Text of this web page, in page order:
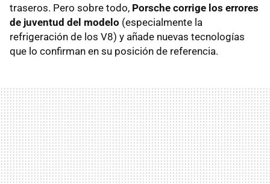
traseros. Pero sobre todo, Porsche corrige los errores
de juventud del modelo (especialmente la
refrigeración de los V8) y añade nuevas tecnologías
que lo confirman en su posición de referencia.